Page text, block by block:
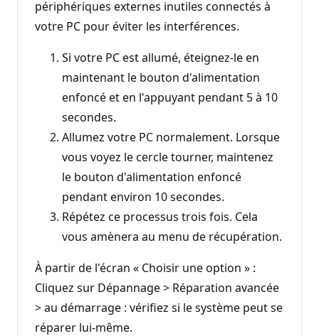
périphériques externes inutiles connectés à
votre PC pour éviter les interférences.
Si votre PC est allumé, éteignez-le en
maintenant le bouton d'alimentation
enfoncé et en l'appuyant pendant 5 à 10
secondes.
Allumez votre PC normalement. Lorsque
vous voyez le cercle tourner, maintenez
le bouton d'alimentation enfoncé
pendant environ 10 secondes.
Répétez ce processus trois fois. Cela
vous amènera au menu de récupération.
À partir de l'écran « Choisir une option » :
Cliquez sur Dépannage > Réparation avancée
> au démarrage : vérifiez si le système peut se
réparer lui-même.